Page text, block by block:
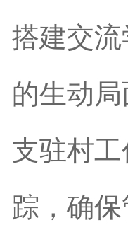
搭建交
的生动
支驻村
踪，确